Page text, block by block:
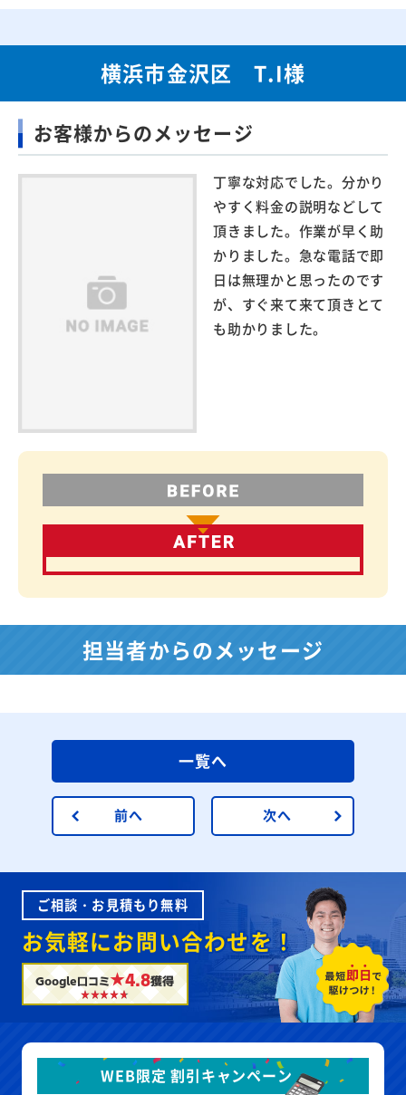
横浜市金沢区 T.I様
お客様からのメッセージ
丁寧な対応でした。分かり
やすく料金の説明などして
頂きました。作業が早く助
かりました。急な電話で即
日は無理かと思ったのです
が、すぐ来て来て頂きとて
も助かりました。
担当者からのメッセージ
前へ
一覧へ
次へ
ご相談・お見積もり無料
お気軽にお問い合わせを！
Google口コミ★4.8獲得
WEB限定 割引キャンペーン